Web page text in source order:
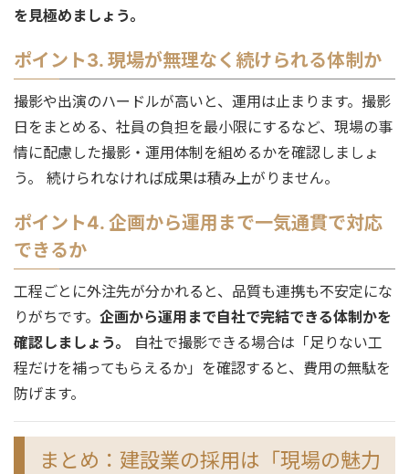
を見極めましょう。
ポイント3. 現場が無理なく続けられる体制か
撮影や出演のハードルが高いと、運用は止まります。撮影
日をまとめる、社員の負担を最小限にするなど、現場の事
情に配慮した撮影・運用体制を組めるかを確認しましょ
う。 続けられなければ成果は積み上がりません。
ポイント4. 企画から運用まで一気通貫で対応
できるか
工程ごとに外注先が分かれると、品質も連携も不安定にな
りがちです。 企画から運用まで自社で完結できる体制かを
確認しましょう。
自社で撮影できる場合は「足りない工
程だけを補ってもらえるか」を確認すると、費用の無駄を
防げます。
まとめ：建設業の採用は「現場の魅力